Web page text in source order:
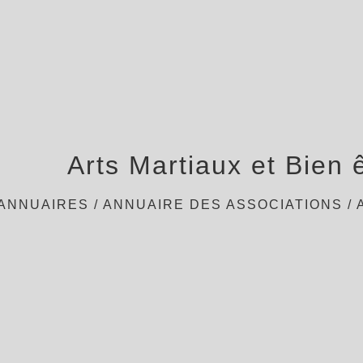
Arts Martiaux et Bien
/ ANNUAIRE DES ASSOCIATIONS /